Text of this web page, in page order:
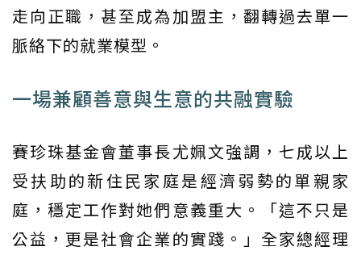
走向正職，甚至成為加盟主，翻轉過去單一
脈絡下的就業模型。
一場兼顧善意與生意的共融實驗
賽珍珠基金會董事長尤姵文強調，七成以上
受扶助的新住民家庭是經濟弱勢的單親家
庭，穩定工作對她們意義重大。「這不只是
公益，更是社會企業的實踐。」全家總經理